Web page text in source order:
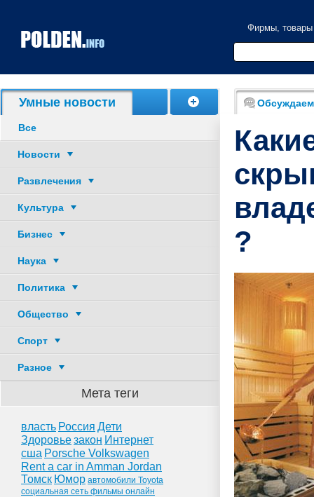
Фирмы, товары
Умные новости
Все
Новости
Развлечения
Культура
Бизнес
Наука
Политика
Общество
Спорт
Разное
Мета теги
власть Россия Дети
Здоровьезакон Интернет
сша Porsche Volkswagen
Rent a car in Amman Jordan
Томск Юмор автомобили Toyota
социальная сеть фильмы онлайн
Обсуждаем
?